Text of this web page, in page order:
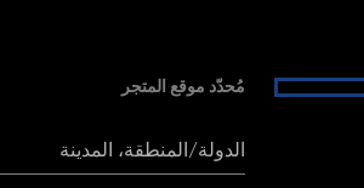
مُحدّد موقع المتجر
الدولة/المنطقة، المدينة